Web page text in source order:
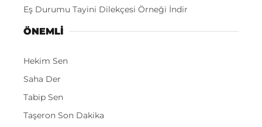
Eş Durumu Tayini Dilekçesi Örneği İndir
ÖNEMLI
Hekim Sen
Saha Der
Tabip Sen
Taşeron Son Dakika